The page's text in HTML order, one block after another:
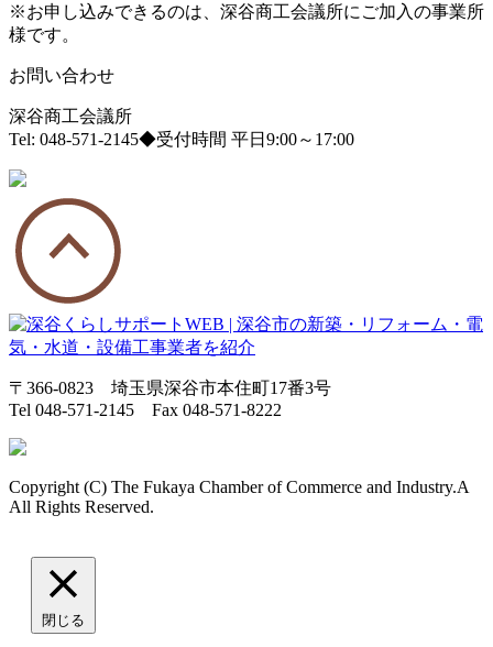
※お申し込みできるのは、深谷商工会議所にご加入の事業所
様です。
お問い合わせ
深谷商工会議所
Tel: 048-571-2145◆受付時間 平日9:00～17:00
〒366-0823 埼玉県深谷市本住町17番3号
Tel 048-571-2145 Fax 048-571-8222
Copyright (C) The Fukaya Chamber of Commerce and Industry.A
All Rights Reserved.
閉じる